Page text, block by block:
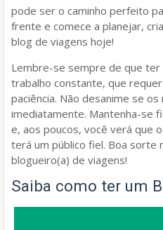
pode ser o caminho perfeito
frente e comece a planejar,
blog de viagens hoje!
Lembre-se sempre de que ter
trabalho constante, que
paciência. Não desanime se
imediatamente. Mantenha-se
e, aos poucos, você verá que
terá um público fiel. Boa sorte
blogueiro(a) de viagens!
Saiba como ter um